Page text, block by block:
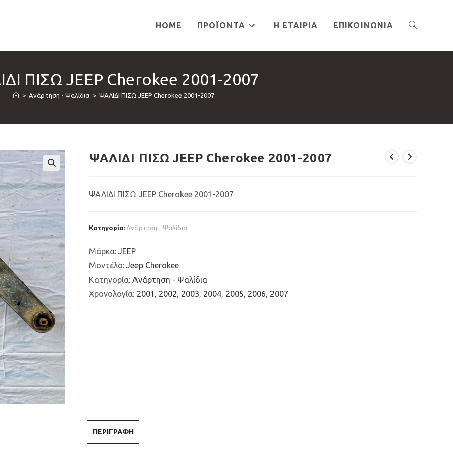
HOME ΠΡΟΪΌΝΤΑ Η ΕΤΑΙΡΊΑ ΕΠΙΚΟΙΝΩΝΊΑ TOGGLE
SEARCH
ΠΙΣΩ JEEP Cherokee 2001-2007
> Ανάρτηση - Ψαλίδια > ΨΑΛΙΔΙ ΠΙΣΩ JEEP Cherokee 2001-2007
ΨΑΛΙΔΙ ΠΙΣΩ JEEP Cherokee 2001-2007
ΨΑΛΙΔΙ ΠΙΣΩ JEEP Cherokee 2001-2007
Κατηγορία: Ανάρτηση - Ψαλίδια
Μάρκα: JEEP
Μοντέλο: Jeep Cherokee
Κατηγορία: Ανάρτηση - Ψαλίδια
Χρονολογία: 2001 , 2002, 2003, 2004, 2005, 2006, 2007
ΠΕΡΙΓΡΑΦΉ